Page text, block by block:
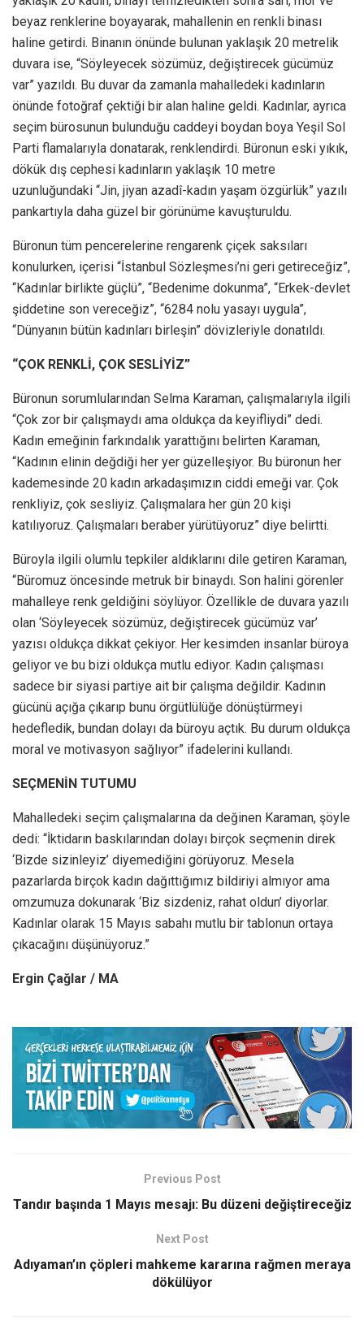
beyaz renklerine boyayarak, mahallenin en renkli binası
haline getirdi. Binanın önünde bulunan yaklaşık 20 metrelik
duvara ise, “Söyleyecek sözümüz, değiştirecek gücümüz
var” yazıldı. Bu duvar da zamanla mahalledeki kadınların
önünde fotoğraf çektiği bir alan haline geldi. Kadınlar, ayrıca
seçim bürosunun bulunduğu caddeyi boydan boya Yeşil Sol
Parti flamalarıyla donatarak, renklendirdi. Büronun eski yıkık,
dökük dış cephesi kadınların yaklaşık 10 metre
uzunluğundaki “Jin, jiyan azadî-kadın yaşam özgürlük” yazılı
pankartıyla daha güzel bir görünüme kavuşturuldu.
Büronun tüm pencerelerine rengarenk çiçek saksıları
konulurken, içerisi “İstanbul Sözleşmesi’ni geri getireceğiz”,
“Kadınlar birlikte güçlü”, “Bedenime dokunma”, “Erkek-devlet
şiddetine son vereceğiz”, “6284 nolu yasayı uygula”,
“Dünyanın bütün kadınları birleşin” dövizleriyle donatıldı.
“ÇOK RENKLİ, ÇOK SESLİYİZ”
Büronun sorumlularından Selma Karaman, çalışmalarıyla ilgili
“Çok zor bir çalışmaydı ama oldukça da keyifliydi” dedi.
Kadın emeğinin farkındalık yarattığını belirten Karaman,
“Kadının elinin değdiği her yer güzelleşiyor. Bu büronun her
kademesinde 20 kadın arkadaşımızın ciddi emeği var. Çok
renkliyiz, çok sesliyiz. Çalışmalara her gün 20 kişi
katılıyoruz. Çalışmaları beraber yürütüyoruz” diye belirtti.
Büroyla ilgili olumlu tepkiler aldıklarını dile getiren Karaman,
“Büromuz öncesinde metruk bir binaydı. Son halini görenler
mahalleye renk geldiğini söylüyor. Özellikle de duvara yazılı
olan ‘Söyleyecek sözümüz, değiştirecek gücümüz var’
yazısı oldukça dikkat çekiyor. Her kesimden insanlar büroya
geliyor ve bu bizi oldukça mutlu ediyor. Kadın çalışması
sadece bir siyasi partiye ait bir çalışma değildir. Kadının
gücünü açığa çıkarıp bunu örgütlülüğe dönüştürmeyi
hedefledik, bundan dolayı da büroyu açtık. Bu durum oldukça
moral ve motivasyon sağlıyor” ifadelerini kullandı.
SEÇMENİN TUTUMU
Mahalledeki seçim çalışmalarına da değinen Karaman, şöyle
dedi: “İktidarın baskılarından dolayı birçok seçmenin direk
‘Bizde sizinleyiz’ diyemediğini görüyoruz. Mesela
pazarlarda birçok kadın dağıttığımız bildiriyi almıyor ama
omzumuza dokunarak ‘Biz sizdeniz, rahat oldun’ diyorlar.
Kadınlar olarak 15 Mayıs sabahı mutlu bir tablonun ortaya
çıkacağını düşünüyoruz.”
Ergin Çağlar / MA
Previous Post
Tandır başında 1 Mayıs mesajı: Bu düzeni değiştireceğiz
Next Post
Adıyaman’ın çöpleri mahkeme kararına rağmen meraya
dökülüyor